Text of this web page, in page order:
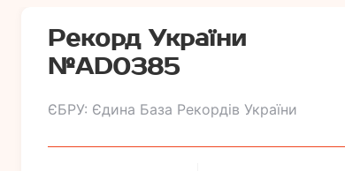
Рекорд України
№АD0385
ЄБРУ: Єдина База Рекордів України